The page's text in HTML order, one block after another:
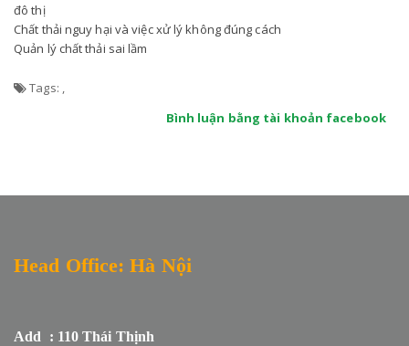
đô thị
Chất thải nguy hại và việc xử lý không đúng cách
Quản lý chất thải sai lầm
Tags: ,
Bình luận bằng tài khoản facebook
Head Office: Hà Nội
Add : 110 Thái Thịnh